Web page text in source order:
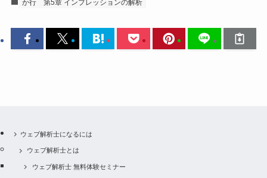
か行 第5章 インプレッションの解析
ウェブ解析士になるには
ウェブ解析士とは
ウェブ解析士 無料体験セミナー